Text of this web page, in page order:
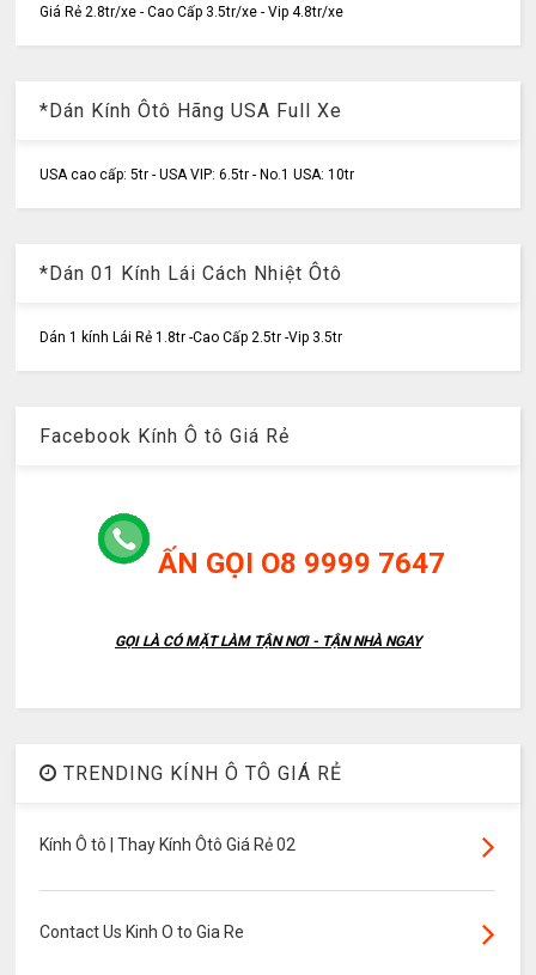
Giá Rẻ 2.8tr/xe - Cao Cấp 3.5tr/xe - Vip 4.8tr/xe
*Dán Kính Ôtô Hãng USA Full Xe
USA cao cấp: 5tr - USA VIP: 6.5tr - No.1 USA: 10tr
*Dán 01 Kính Lái Cách Nhiệt Ôtô
Dán 1 kính Lái Rẻ 1.8tr -Cao Cấp 2.5tr -Vip 3.5tr
Facebook Kính Ô tô Giá Rẻ
ẤN GỌI O8 9999 7647
GỌI LÀ CÓ MẶT LÀM TẬN NƠI - TẬN NHÀ NGAY
TRENDING KÍNH Ô TÔ GIÁ RẺ
Kính Ô tô | Thay Kính Ôtô Giá Rẻ 02
Contact Us Kinh O to Gia Re